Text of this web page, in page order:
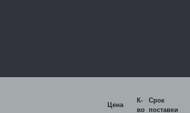
Цена
К-
во
Срок
поставки